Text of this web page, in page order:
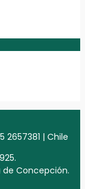
2657381 | Chile
de Concepción.